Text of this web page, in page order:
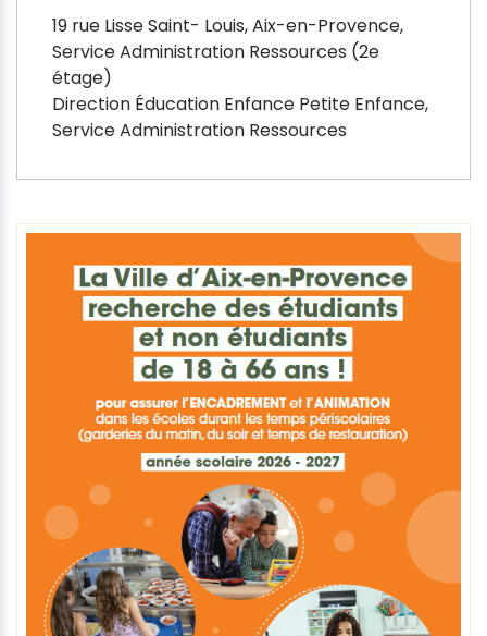
19 rue Lisse Saint- Louis, Aix-en-Provence,
Service Administration Ressources (2e
étage)
Direction Éducation Enfance Petite Enfance,
Service Administration Ressources